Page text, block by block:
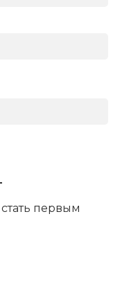
первым